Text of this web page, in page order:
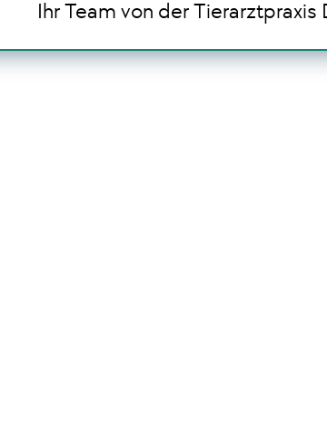
Ihr Team von der Tierarztpraxis